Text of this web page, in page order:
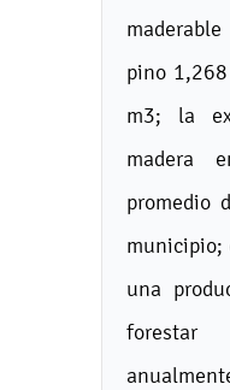
pino
m3; la
madera
promedio
municipio;
una